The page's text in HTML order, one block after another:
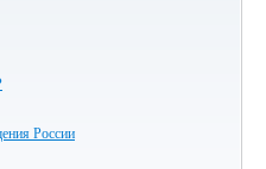
России